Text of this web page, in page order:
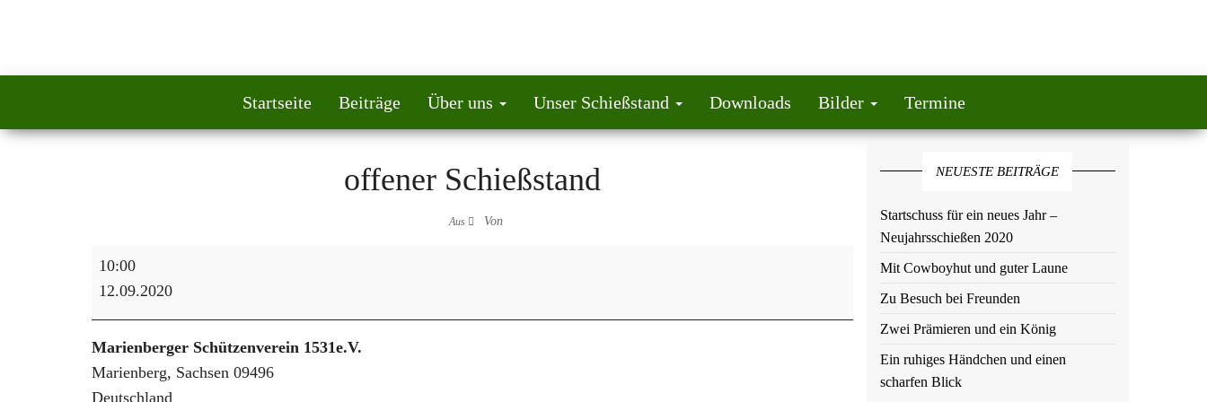
Startseite Beiträge Über uns Unser Schießstand Downloads Bilder Termine
offener Schießstand
Aus Von
offener Schießstand
10:00
12.09.2020
Marienberger Schützenverein 1531e.V.
Marienberg, Sachsen 09496
Deutschland
NEUESTE BEITRÄGE
Startschuss für ein neues Jahr –
Neujahrsschießen 2020
Mit Cowboyhut und guter Laune
Zu Besuch bei Freunden
Zwei Prämieren und ein König
Ein ruhiges Händchen und einen
scharfen Blick